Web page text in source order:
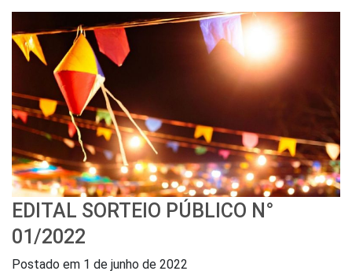
EDITAL SORTEIO PÚBLICO N°
01/2022
Postado em 1 de junho de 2022